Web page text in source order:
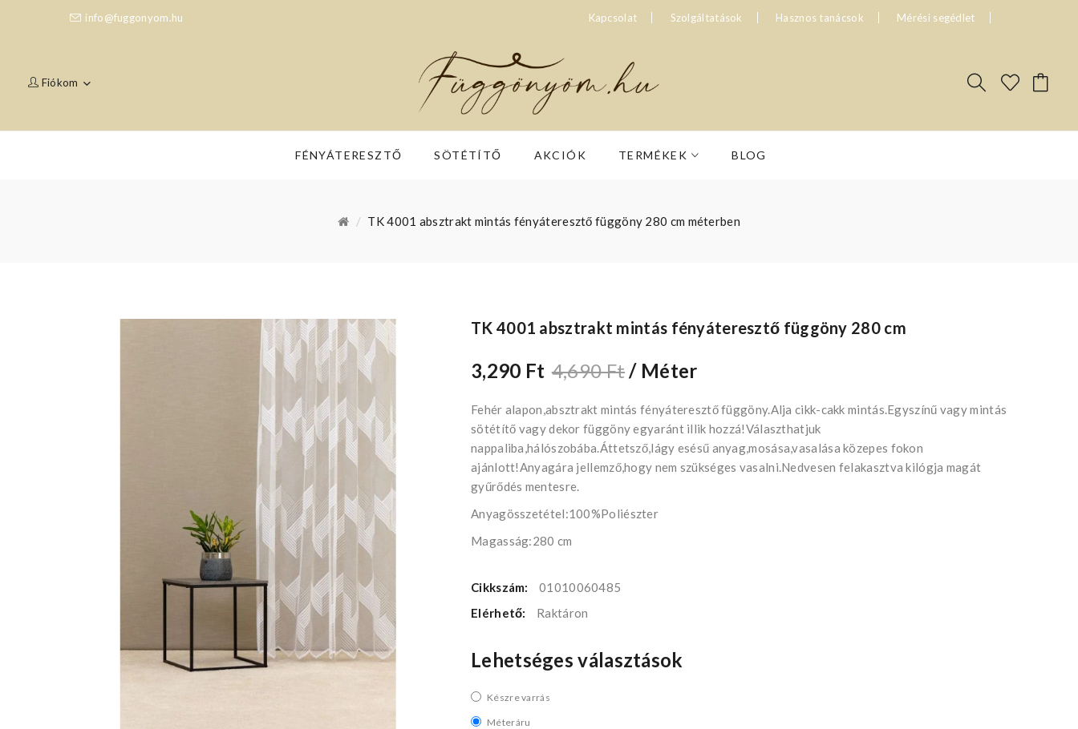
info@fuggonyom.hu Kapcsolat Szolgáltatások Hasznos tanácsok Mérési segédlet
Fiókom
FÉNYÁTERESZTŐ SÖTÉTÍTŐ AKCIÓK TERMÉKEK BLOG
TK 4001 absztrakt mintás fényáteresztő függöny 280 cm méterben
TK 4001 absztrakt mintás fényáteresztő függöny 280 cm
3,290 Ft 4,690 Ft / Méter
Fehér alapon,absztrakt mintás fényáteresztő függöny.Alja cikk-cakk mintás.Egyszínű vagy mintás
sötétítő vagy dekor függöny egyaránt illik hozzá!Választhatjuk
nappaliba,hálószobába.Áttetsző,lágy esésű anyag,mosása,vasalása közepes fokon
ajánlott!Anyagára jellemző,hogy nem szükséges vasalni.Nedvesen felakasztva kilógja magát
gyűrődés mentesre.
Anyagösszetétel:100%Poliészter
Magasság:280 cm
Cikkszám:
01010060485
Elérhető:
Raktáron
Lehetséges választások
Készre varrás
Méteráru